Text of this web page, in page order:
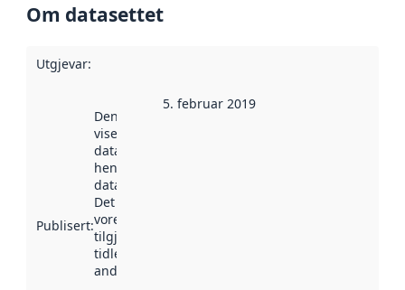
Om datasettet
Utgjevar:
Publisert:
Denne datoen
viser når
datasettet vart
henta inn av
data.norge.no.
Det kan ha
vore
tilgjengeleg
tidlegare
andre stader.
5. februar 2019